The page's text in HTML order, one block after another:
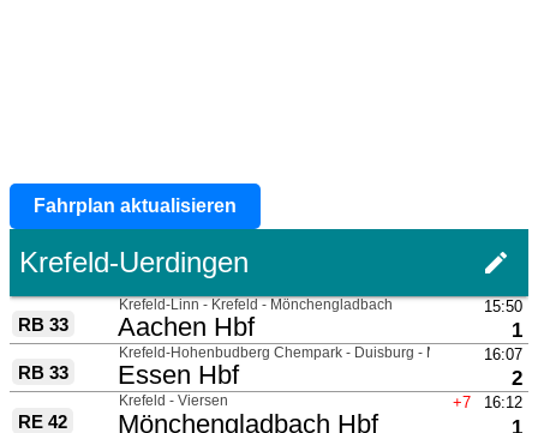
Fahrplan aktualisieren